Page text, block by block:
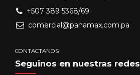
+507 389 5368/69
comercial@panamax.com.pa
CONTACTANOS
Seguinos en nuestras redes